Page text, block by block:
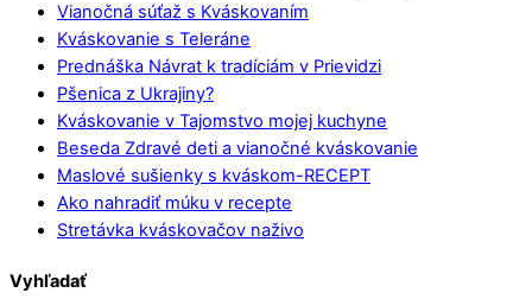
Vianočná súťaž s Kváskovaním
Kváskovanie s Teleráne
Prednáška Návrat k tradíciám v Prievidzi
Pšenica z Ukrajiny?
Kváskovanie v Tajomstvo mojej kuchyne
Beseda Zdravé deti a vianočné kváskovanie
Maslové sušienky s kváskom-RECEPT
Ako nahradiť múku v recepte
Stretávka kváskovačov naživo
Vyhľadať